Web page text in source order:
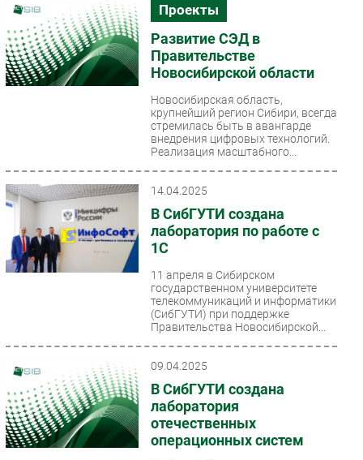
Проекты
Развитие СЭД в
Правительстве
Новосибирской области
Новосибирская область,
крупнейший регион Сибири, всегда
стремилась быть в авангарде
внедрения цифровых технологий.
Реализация масштабного...
14.04.2025
В СибГУТИ создана
лаборатория по работе с
1С
11 апреля в Сибирском
государственном университете
телекоммуникаций и информатики
(СибГУТИ) при поддержке
Правительства Новосибирской...
09.04.2025
В СибГУТИ создана
лаборатория
отечественных
операционных систем